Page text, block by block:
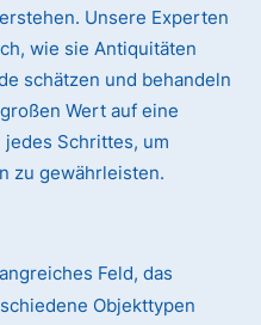
Unsere Experten
wie sie Antiquitäten
schätzen und behandeln
Wert auf eine
Schrittes, um
zu gewährleisten.
Feld, das
Objekttypen